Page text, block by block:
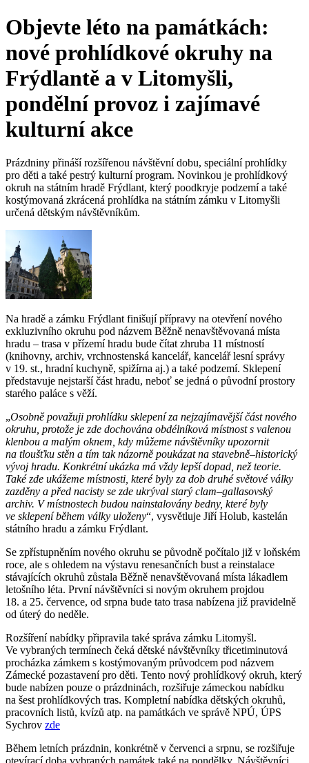
Objevte léto na památkách:
nové prohlídkové okruhy na
Frýdlantě a v Litomyšli,
pondělní provoz i zajímavé
kulturní akce
Prázdniny přináší rozšířenou návštěvní dobu, speciální prohlídky
pro děti a také pestrý kulturní program. Novinkou je prohlídkový
okruh na státním hradě Frýdlant, který poodkryje podzemí a také
kostýmovaná zkrácená prohlídka na státním zámku v Litomyšli
určená dětským návštěvníkům.
Na hradě a zámku Frýdlant finišují přípravy na otevření nového
exkluzivního okruhu pod názvem Běžně nenavštěvovaná místa
hradu – trasa v přízemí hradu bude čítat zhruba 11 místností
(knihovny, archiv, vrchnostenská kancelář, kancelář lesní správy
v 19. st., hradní kuchyně, spižírna aj.) a také podzemí. Sklepení
představuje nejstarší část hradu, neboť se jedná o původní prostory
starého paláce s věží.
„Osobně považuji prohlídku sklepení za nejzajímavější část nového
okruhu, protože je zde dochována obdélníková místnost s valenou
klenbou a malým oknem, kdy můžeme návštěvníky upozornit
na tloušťku stěn a tím tak názorně poukázat na stavebně–historický
vývoj hradu. Konkrétní ukázka má vždy lepší dopad, než teorie.
Také zde ukážeme místnosti, které byly za dob druhé světové války
zazděny a před nacisty se zde ukrýval starý clam–gallasovský
archiv. V místnostech budou nainstalovány bedny, které byly
ve sklepení během války uloženy“, vysvětluje Jiří Holub, kastelán
státního hradu a zámku Frýdlant.
Se zpřístupněním nového okruhu se původně počítalo již v loňském
roce, ale s ohledem na výstavu renesančních bust a reinstalace
stávajících okruhů zůstala Běžně nenavštěvovaná místa lákadlem
letošního léta. První návštěvníci si novým okruhem projdou
18. a 25. července, od srpna bude tato trasa nabízena již pravidelně
od úterý do neděle.
Rozšíření nabídky připravila také správa zámku Litomyšl.
Ve vybraných termínech čeká dětské návštěvníky třicetiminutová
procházka zámkem s kostýmovaným průvodcem pod názvem
Zámecké pozastavení pro děti. Tento nový prohlídkový okruh, který
bude nabízen pouze o prázdninách, rozšiřuje zámeckou nabídku
na šest prohlídkových tras. Kompletní nabídka dětských okruhů,
pracovních listů, kvízů atp. na památkách ve správě NPÚ, ÚPS
Sychrov zde
Během letních prázdnin, konkrétně v červenci a srpnu, se rozšiřuje